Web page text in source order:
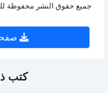
جميع حقوق النشر محفوظة
كتب